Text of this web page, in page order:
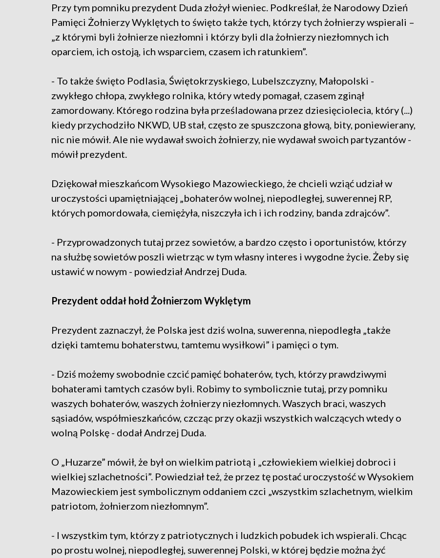
Przy tym pomniku prezydent Duda złożył wieniec. Podkreślał, że Narodowy Dzień
Pamięci Żołnierzy Wyklętych to święto także tych, którzy tych żołnierzy wspierali –
„z którymi byli żołnierze niezłomni i którzy byli dla żołnierzy niezłomnych ich
oparciem, ich ostoją, ich wsparciem, czasem ich ratunkiem”.
- To także święto Podlasia, Świętokrzyskiego, Lubelszczyzny, Małopolski -
zwykłego chłopa, zwykłego rolnika, który wtedy pomagał, czasem zginął
zamordowany. Którego rodzina była prześladowana przez dziesięciolecia, który (...)
kiedy przychodziło NKWD, UB stał, często ze spuszczona głową, bity, poniewierany,
nic nie mówił. Ale nie wydawał swoich żołnierzy, nie wydawał swoich partyzantów -
mówił prezydent.
Dziękował mieszkańcom Wysokiego Mazowieckiego, że chcieli wziąć udział w
uroczystości upamiętniającej „bohaterów wolnej, niepodległej, suwerennej RP,
których pomordowała, ciemiężyła, niszczyła ich i ich rodziny, banda zdrajców”.
- Przyprowadzonych tutaj przez sowietów, a bardzo często i oportunistów, którzy
na służbę sowietów poszli wietrząc w tym własny interes i wygodne życie. Żeby się
ustawić w nowym - powiedział Andrzej Duda.
Prezydent oddał hołd Żołnierzom Wyklętym
Prezydent zaznaczył, że Polska jest dziś wolna, suwerenna, niepodległa „także
dzięki tamtemu bohaterstwu, tamtemu wysiłkowi” i pamięci o tym.
- Dziś możemy swobodnie czcić pamięć bohaterów, tych, którzy prawdziwymi
bohaterami tamtych czasów byli. Robimy to symbolicznie tutaj, przy pomniku
waszych bohaterów, waszych żołnierzy niezłomnych. Waszych braci, waszych
sąsiadów, współmieszkańców, czcząc przy okazji wszystkich walczących wtedy o
wolną Polskę - dodał Andrzej Duda.
O „Huzarze” mówił, że był on wielkim patriotą i „człowiekiem wielkiej dobroci i
wielkiej szlachetności”. Powiedział też, że przez tę postać uroczystość w Wysokiem
Mazowieckiem jest symbolicznym oddaniem czci „wszystkim szlachetnym, wielkim
patriotom, żołnierzom niezłomnym”.
- I wszystkim tym, którzy z patriotycznych i ludzkich pobudek ich wspierali. Chcąc
po prostu wolnej, niepodległej, suwerennej Polski, w której będzie można żyć